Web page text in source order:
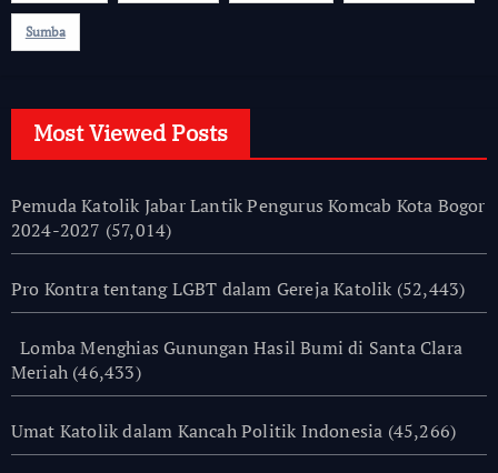
Sumba
Most Viewed Posts
Pemuda Katolik Jabar Lantik Pengurus Komcab Kota Bogor
2024-2027 (57,014)
Pro Kontra tentang LGBT dalam Gereja Katolik (52,443)
Lomba Menghias Gunungan Hasil Bumi di Santa Clara
Meriah (46,433)
Umat Katolik dalam Kancah Politik Indonesia (45,266)